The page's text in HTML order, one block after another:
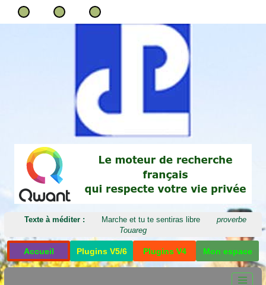
Texte à méditer : Marche et tu te sentiras libre
proverbe
Touareg
Accueil Plugins V5/6 Plugins V4 Mon espace